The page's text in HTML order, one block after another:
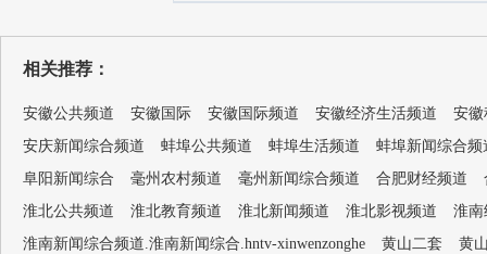
相关推荐：
安徽公共频道 安徽国际 安徽国际频道 安徽经济生活频道
安徽
安庆新闻综合频道
蚌埠公共频道 蚌埠生活频道
蚌埠新闻综合频
阜阳新闻综合
毫州农村频道 毫州新闻综合频道 合肥财经频道
淮北公共频道
淮北教育频道 淮北新闻频道 淮北影视频道
淮南
淮南新闻综合频道.淮南新闻综合.hntv-xinwenzonghe
黄山二套
黄